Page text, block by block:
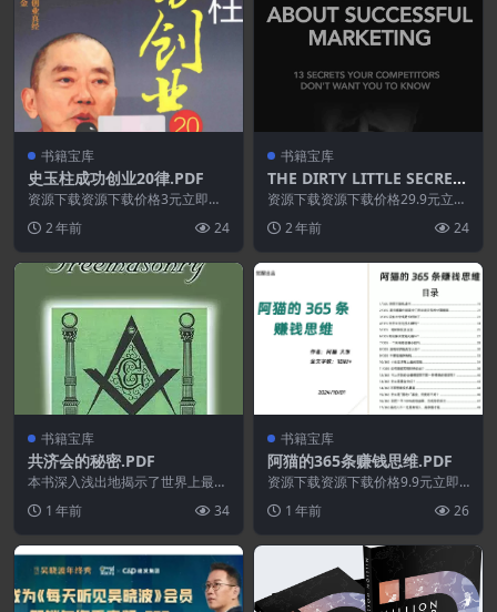
书籍宝库
史玉柱成功创业20律.PDF
资源下载资源下载价格3元立即购
2 年前 24
书籍宝库
THE DIRTY LITTLE SECRET
S ABOUT SUCCESSFUL MA
RKETING: 13 SECRETS YOU
R COMPETITORS DON’T W
ANT YOU TO KNOW
资源下载资源下载价格29.9元立即
2 年前 24
书籍宝库
共济会的秘密.PDF
本书深入浅出地揭示了世界上最古
·穆罕默德以确凿的证...
1 年前 34
书籍宝库
阿猫的365条赚钱思维.PDF
资源下载资源下载价格9.9元立即
1 年前 26